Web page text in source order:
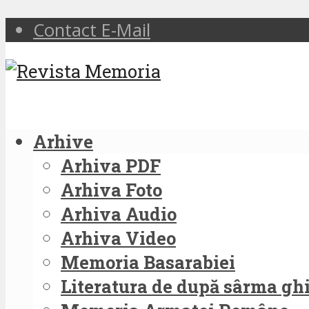
Contact E-Mail
Arhive
Arhiva PDF
Arhiva Foto
Arhiva Audio
Arhiva Video
Memoria Basarabiei
Literatura de după sârma